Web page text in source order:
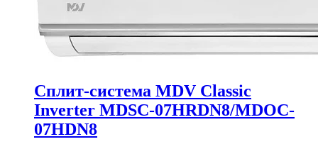
Сплит-система MDV Classic
Inverter MDSC-07HRDN8/MDOC-
07HDN8